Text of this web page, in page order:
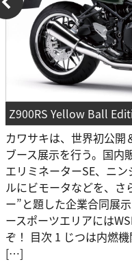
Z900RS Yellow Ball
カワサキは、世界初公開
ブース展示を行う。国内
エリミネーターSE、ニ
ルにビモータなどを、さ
ー”と題した企業合同展
ースポーツエリアには
ぞ！ 目次 1 じつは内燃
[…]